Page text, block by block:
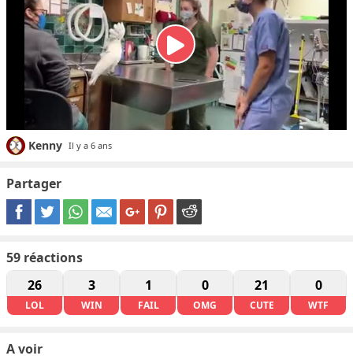
Kenny Il y a 6 ans
Partager
59 réactions
26
LOL
3
WIN
1
FAIL
0
OMG
21
CUTE
0
WTF
A voir